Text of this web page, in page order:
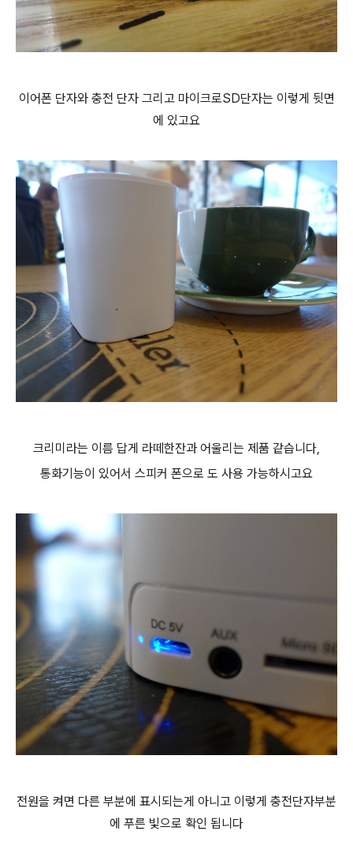
이어폰 단자와 충전 단자 그리고 마이크로SD단자는 이렇게 뒷면
에 있고요
크리미라는 이름 답게 라떼한잔과 어울리는 제품 같습니다,
통화기능이 있어서 스피커 폰으로 도 사용 가능하시고요
전원을 켜면 다른 부분에 표시되는게 아니고 이렇게 충전단자부분
에 푸른 빛으로 확인 됩니다